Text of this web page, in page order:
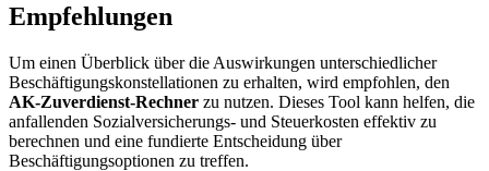
Empfehlungen
Um einen Überblick über die Auswirkungen unterschiedlicher
Beschäftigungskonstellationen zu erhalten, wird empfohlen, den
AK-Zuverdienst-Rechner zu nutzen. Dieses Tool kann helfen, die
anfallenden Sozialversicherungs- und Steuerkosten effektiv zu
berechnen und eine fundierte Entscheidung über
Beschäftigungsoptionen zu treffen.